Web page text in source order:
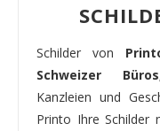
Schilder von
Schweizer
Kanzleien und
Printo Ihre Schilder